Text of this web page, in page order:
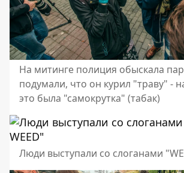
На митинге полиция обыскала
подумали, что он курил "траву" -
это была "самокрутка" (табак)
Люди выступали со слоганами "WE